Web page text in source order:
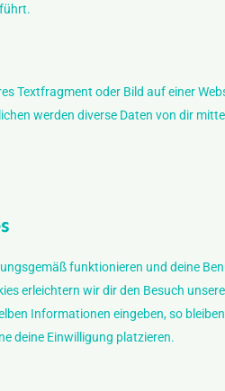
Textfragment oder Bild auf einer
werden diverse Daten von dir
funktionieren und deine
erleichtern wir dir den Besuch
Informationen eingeben, so
deine Einwilligung platzieren.